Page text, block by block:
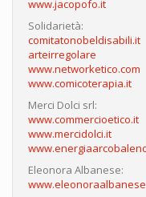
www.jacopofo.it
Solidarietà:
comitatonobeldisabili.it
arteirregolare
www.networketico.com
www.comicoterapia.it
Merci Dolci srl:
www.commercioetico.it
www.mercidolci.it
Eleonora Albanese: